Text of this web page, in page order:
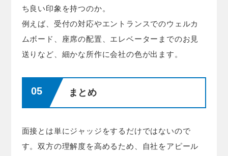
ち良い印象を持つのか。
例えば、受付の対応やエントランスでのウェルカ
ムボード、座席の配置、エレベーターまでのお見
送りなど、細かな所作に会社の色が出ます。
まとめ
面接とは単にジャッジをするだけではないので
す。双方の理解度を高めるため、自社をアピール